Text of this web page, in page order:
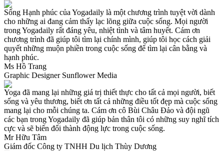
Sống Hạnh phúc của Yogadaily là một chương trình tuyệt vời dành
cho những ai đang cảm thấy lạc lõng giữa cuộc sống. Mọi người
trong Yogadaily rất đáng yêu, nhiệt tình và tâm huyết. Cám ơn
chương trình đã giúp tôi tìm lại chính mình, giúp tôi học cách giải
quyết những muộn phiền trong cuộc sống để tìm lại cân bằng và
hạnh phúc.
Ms Hồ Trang
Graphic Designer Sunflower Media
Yoga đã mang lại những giá trị thiết thực cho tất cả mọi người, biết
sống và yêu thương, biết ơn tất cả những điều tốt đẹp mà cuộc sống
mang lại cho mỗi chúng ta. Cám ơn cô Bùi Châu Đảo và đội ngũ
các bạn trong Yogadaily đã giúp bản thân tôi có những suy nghĩ tích
cực và sẽ biến đổi thành động lực trong cuộc sống.
Mr Hữu Tâm
Giám đốc Công ty TNHH Du lịch Thùy Dương